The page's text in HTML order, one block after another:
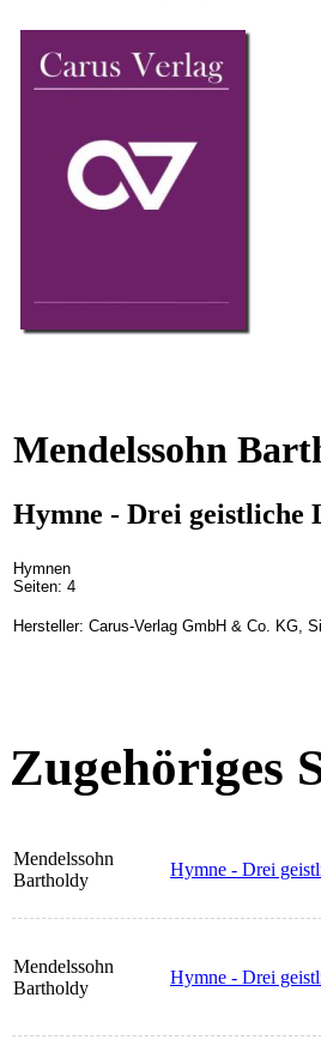
Mendelssohn
Hymne - Drei geistliche
Hymnen
Seiten: 4
Hersteller: Carus-Verlag GmbH & Co. KG,
Zugehöriges
Mendelssohn
Bartholdy
Hymne - Drei
Mendelssohn
Bartholdy
Hymne - Drei